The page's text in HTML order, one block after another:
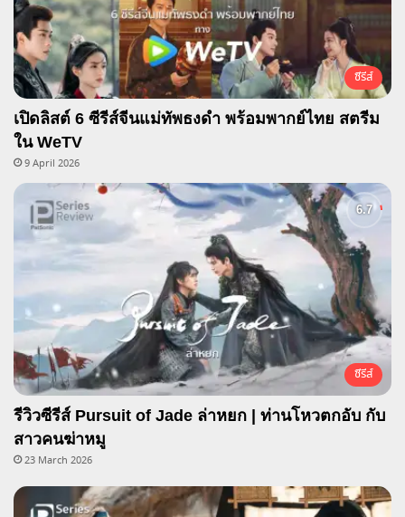
ซีรีส์
เปิดลิสต์ 6 ซีรีส์จีนแม่ทัพธงดำ พร้อมพากย์ไทย สตรีม
ใน WeTV
9 April 2026
ซีรีส์
รีวิวซีรีส์ Pursuit of Jade ล่าหยก | ท่านโหวตกอับ กับ
สาวคนฆ่าหมู
23 March 2026